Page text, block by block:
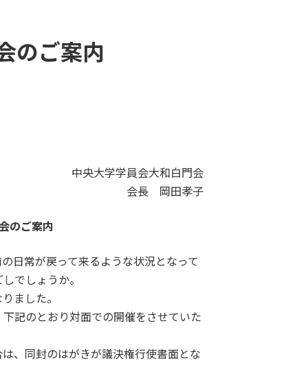
のご案内
中央大学学員会大和白門会
会長 岡田孝子
のご案内
日常が戻って来るような状況となって
でしょうか。
ました。
記のとおり対面での開催をさせていた
、同封のはがきが議決権行使書面とな